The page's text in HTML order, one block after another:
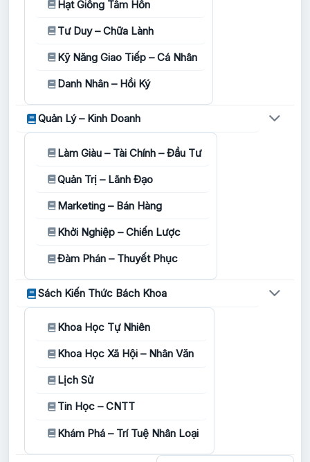
Hạt Giống Tâm Hồn
Tư Duy – Chữa Lành
Kỹ Năng Giao Tiếp – Cá Nhân
Danh Nhân – Hồi Ký
Quản Lý – Kinh Doanh
Làm Giàu – Tài Chính – Đầu Tư
Quản Trị – Lãnh Đạo
Marketing – Bán Hàng
Khởi Nghiệp – Chiến Lược
Đàm Phán – Thuyết Phục
Sách Kiến Thức Bách Khoa
Khoa Học Tự Nhiên
Khoa Học Xã Hội – Nhân Văn
Lịch Sử
Tin Học – CNTT
Khám Phá – Trí Tuệ Nhân Loại